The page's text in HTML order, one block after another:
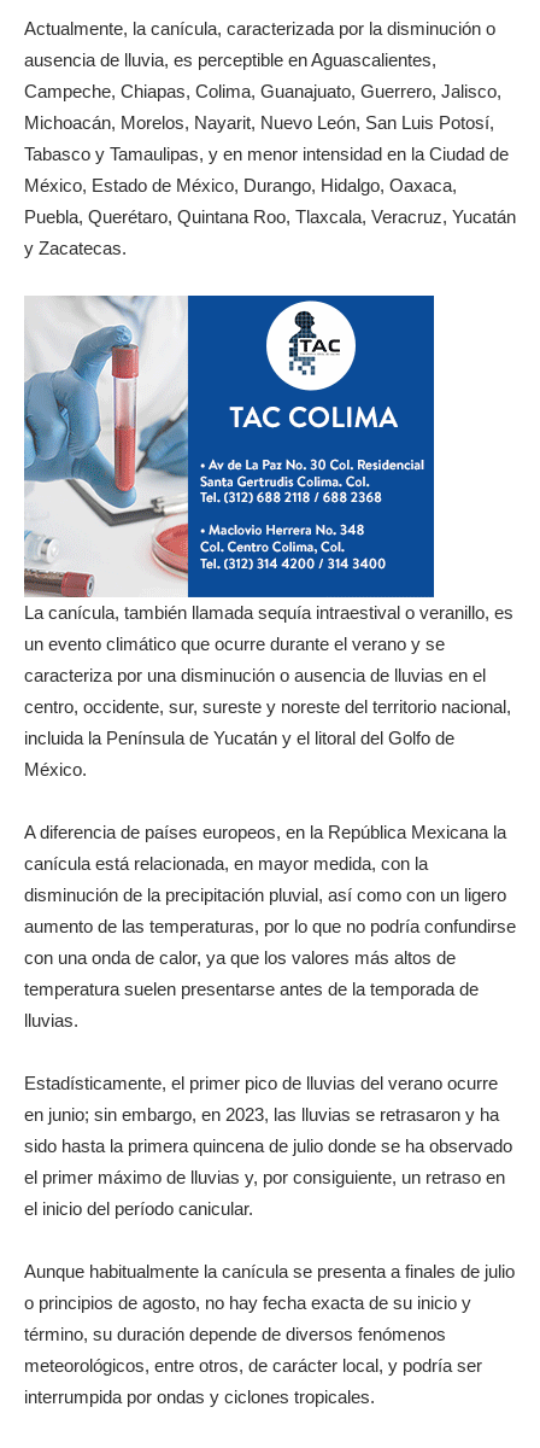
Actualmente, la canícula, caracterizada por la disminución o
ausencia de lluvia, es perceptible en Aguascalientes,
Campeche, Chiapas, Colima, Guanajuato, Guerrero, Jalisco,
Michoacán, Morelos, Nayarit, Nuevo León, San Luis Potosí,
Tabasco y Tamaulipas, y en menor intensidad en la Ciudad de
México, Estado de México, Durango, Hidalgo, Oaxaca,
Puebla, Querétaro, Quintana Roo, Tlaxcala, Veracruz, Yucatán
y Zacatecas.
La canícula, también llamada sequía intraestival o veranillo, es
un evento climático que ocurre durante el verano y se
caracteriza por una disminución o ausencia de lluvias en el
centro, occidente, sur, sureste y noreste del territorio nacional,
incluida la Península de Yucatán y el litoral del Golfo de
México.
A diferencia de países europeos, en la República Mexicana la
canícula está relacionada, en mayor medida, con la
disminución de la precipitación pluvial, así como con un ligero
aumento de las temperaturas, por lo que no podría confundirse
con una onda de calor, ya que los valores más altos de
temperatura suelen presentarse antes de la temporada de
lluvias.
Estadísticamente, el primer pico de lluvias del verano ocurre
en junio; sin embargo, en 2023, las lluvias se retrasaron y ha
sido hasta la primera quincena de julio donde se ha observado
el primer máximo de lluvias y, por consiguiente, un retraso en
el inicio del período canicular.
Aunque habitualmente la canícula se presenta a finales de julio
o principios de agosto, no hay fecha exacta de su inicio y
término, su duración depende de diversos fenómenos
meteorológicos, entre otros, de carácter local, y podría ser
interrumpida por ondas y ciclones tropicales.